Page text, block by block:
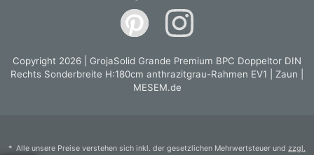
GrojaSolid Grande Premium Einzelprofil 1,9x24x180cm
GrojaSolid Grande Premium BPC Doppeltor DIN Links
Sonderbreite H:180cm anthrazitgrau- Rahmen EV1
GrojaSolid Grande Premium BPC Doppeltor DIN Links
Copyright 2026 | GrojaSolid Grande Premium BPC Doppeltor DIN
Rechts Sonderbreite H:180cm anthrazitgrau-Rahmen EV1 | Zaun |
MESEM.de
* Alle unsere Preise verstehen sich inkl. der gesetzlichen Mehrwertsteuer und zzgl.